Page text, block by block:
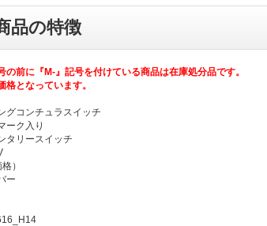
品の特徴
の前に『M-』記号を付けている商品は在庫処分品です。
格となっています。
グコンチュラスイッチ
ーク入り
タリースイッチ
）
ー